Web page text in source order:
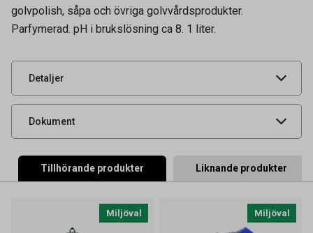
golvpolish, såpa och övriga golvvårdsprodukter.
Parfymerad. pH i brukslösning ca 8. 1 liter.
Detaljer
Tidigare artikelnummer
Leverantörens
UNSPSC 47131800
Dokument
Produktdatablad
Tillhörande produkter Liknande produkter
Miljöval Miljöval